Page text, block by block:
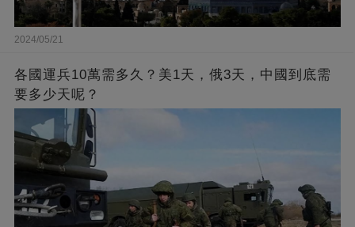
2024/05/21
各國運兵10萬需多久？美1天，俄3天，中國到底需
要多少天呢？